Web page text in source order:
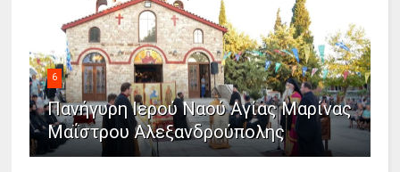
6
Πανήγυρη Ιερού Ναού Αγίας Μαρίνας
Μαΐστρου Αλεξανδρούπολης